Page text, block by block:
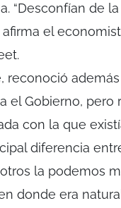
“Desconfían de
afirma el
reconoció
el Gobierno,
con la que
diferencia
la podemos
donde era